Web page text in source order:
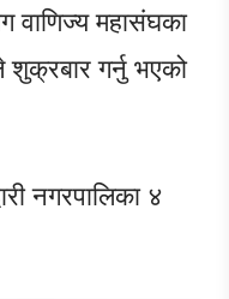
वाणिज्य महासंघका
शुक्रबार गर्नु भएको
नगरपालिका ४